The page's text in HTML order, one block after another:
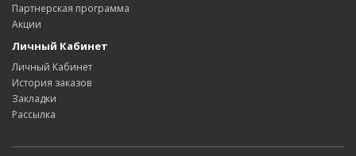
Партнерская программа
Акции
Личный Кабинет
Личный Кабинет
История заказов
Закладки
Рассылка